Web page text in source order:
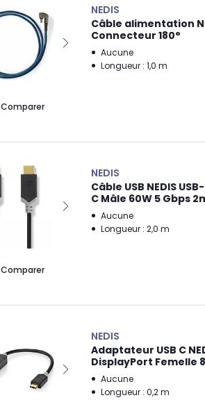
Comparer
NEDIS
Câble alimentation
Connecteur 180°
Aucune
Longueur : 1,0 m
Comparer
NEDIS
Câble USB NEDIS
C Mâle 60W 5 Gbps
Aucune
Longueur : 2,0 m
NEDIS
Adaptateur USB C
DisplayPort Femelle
Aucune
Longueur : 0,2 m